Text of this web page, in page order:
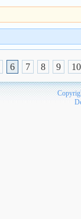
6 7 8 9 10